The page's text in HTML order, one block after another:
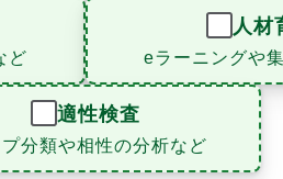
ど
人材
eラーニングや
適性検査
分類や相性の分析など